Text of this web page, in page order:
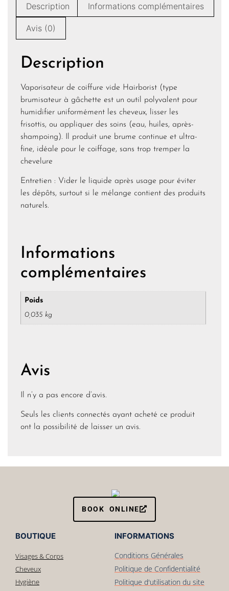
Description Informations complémentaires
Avis (0)
Description
Vaporisateur de coiffure vide Hairborist (type
brumisateur à gâchette est un outil polyvalent pour
humidifier uniformément les cheveux, lisser les
frisottis, ou appliquer des soins (eau, huiles, après-
shampoing). Il produit une brume continue et ultra-
fine, idéale pour le coiffage, sans trop tremper la
chevelure
Entretien : Vider le liquide après usage pour éviter
les dépôts, surtout si le mélange contient des produits
naturels.
Informations
complémentaires
Poids
0,035 kg
Avis
Il n’y a pas encore d’avis.
Seuls les clients connectés ayant acheté ce produit
ont la possibilité de laisser un avis.
BOOK ONLINE
BOUTIQUE
Visages & Corps
Cheveux
Hygiène
INFORMATIONS
Conditions Générales
Politique de Confidentialité
Politique d'utilisation du site